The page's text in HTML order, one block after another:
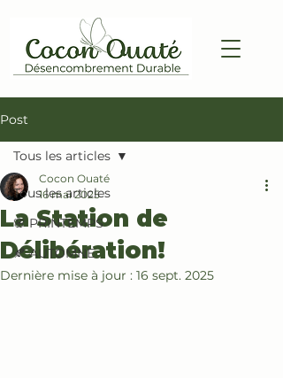
Post
Tous les articles
🌸 PRINTEMPS
🍂 AUTOMNE
Tous les articles
La Station de
Délibération!
Cocon Ouaté
16 mai 2025
Dernière mise à jour : 16 sept. 2025